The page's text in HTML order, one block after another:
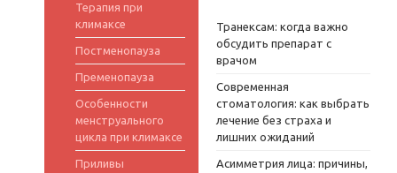
Терапия при
климаксе
Постменопауза
Пременопауза
Особенности
менструального
цикла при климаксе
Приливы
Транексам: когда важно
обсудить препарат с
врачом
Современная
стоматология: как выбрать
лечение без страха и
лишних ожиданий
Асимметрия лица: причины,